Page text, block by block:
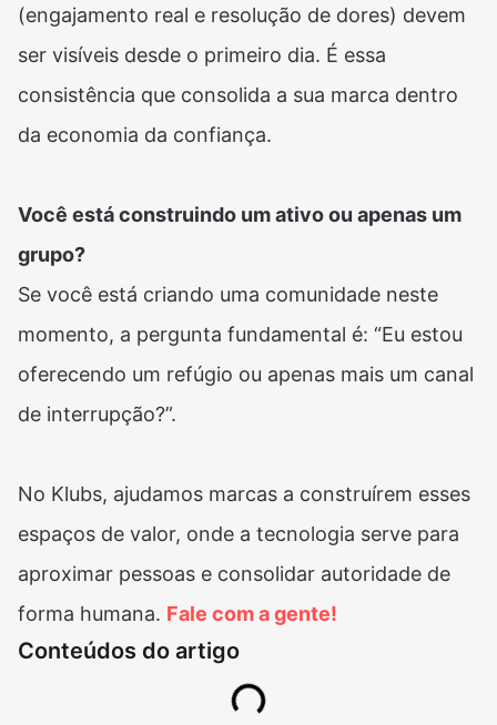
(engajamento real e resolução de dores) devem
ser visíveis desde o primeiro dia. É essa
consistência que consolida a sua marca dentro
da economia da confiança.
Você está construindo um ativo ou apenas um
grupo?
Se você está criando uma comunidade neste
momento, a pergunta fundamental é: “Eu estou
oferecendo um refúgio ou apenas mais um canal
de interrupção?”.
No Klubs, ajudamos marcas a construírem esses
espaços de valor, onde a tecnologia serve para
aproximar pessoas e consolidar autoridade de
forma humana. Fale com a gente!
Conteúdos do artigo